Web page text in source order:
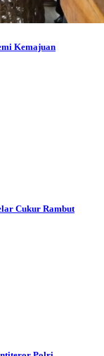
Kemajuan
Cukur Rambut